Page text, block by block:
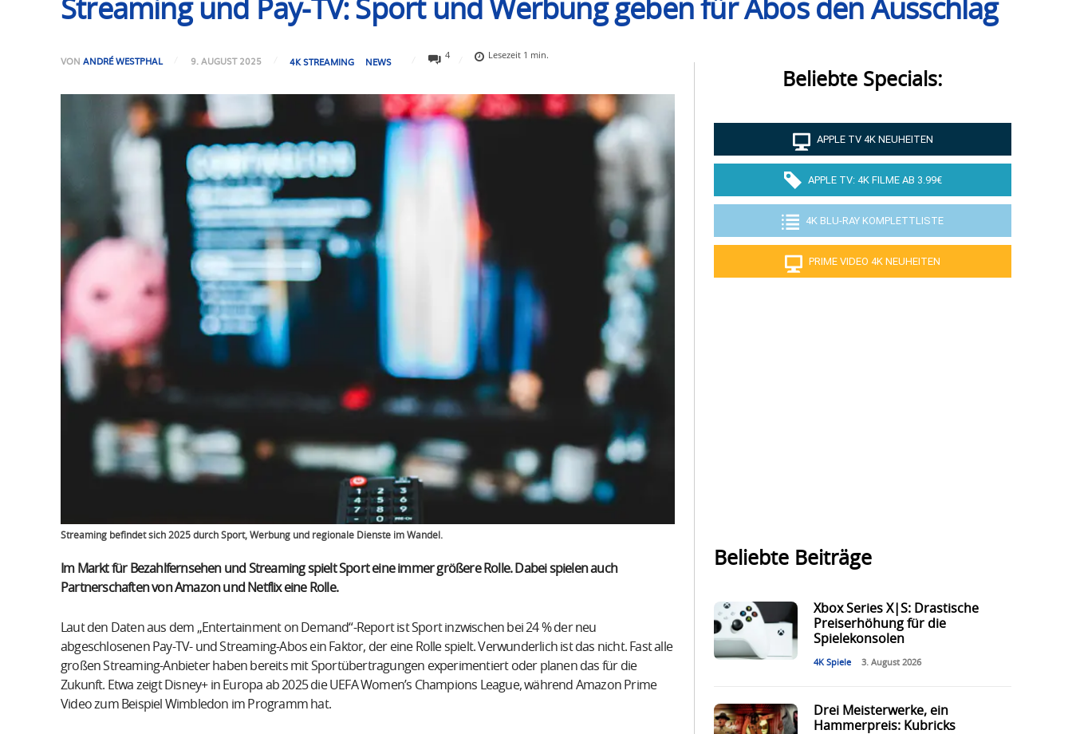
Streaming und Pay-TV: Sport und Werbung geben für Abos den Ausschlag
VON ANDRÉ WESTPHAL 9. AUGUST 2025 4K STREAMING NEWS
4 Lesezeit 1 min.
Streaming befindet sich 2025 durch Sport, Werbung und regionale Dienste im Wandel.
Im Markt für Bezahlfernsehen und Streaming spielt Sport eine immer größere Rolle. Dabei spielen auch
Partnerschaften von Amazon und Netflix eine Rolle.
Laut den Daten aus dem „Entertainment on Demand“-Report ist Sport inzwischen bei 24 % der neu
abgeschlosenen Pay-TV- und Streaming-Abos ein Faktor, der eine Rolle spielt. Verwunderlich ist das nicht. Fast alle
großen Streaming-Anbieter haben bereits mit Sportübertragungen experimentiert oder planen das für die
Zukunft. Etwa zeigt Disney+ in Europa ab 2025 die UEFA Women’s Champions League, während Amazon Prime
Video zum Beispiel Wimbledon im Programm hat.
Beliebte Specials:
APPLE TV 4K NEUHEITEN
APPLE TV: 4K FILME AB 3.99€
4K BLU-RAY KOMPLETTLISTE
PRIME VIDEO 4K NEUHEITEN
Beliebte Beiträge
Xbox Series X|S: Drastische
Preiserhöhung für die
Spielekonsolen
4K Spiele 3. August 2026
Drei Meisterwerke, ein
Hammerpreis: Kubricks